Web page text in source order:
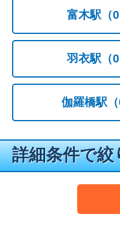
富木駅 （
羽衣駅 （
伽羅橋駅
詳細条件で絞